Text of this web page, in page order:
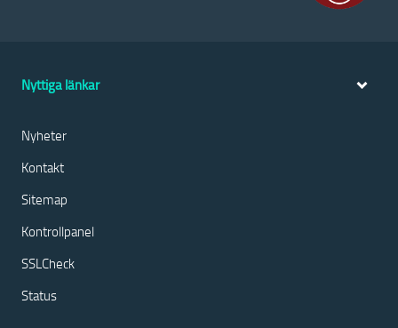
Nyttiga länkar
Nyheter
Kontakt
Sitemap
Kontrollpanel
SSLCheck
Status